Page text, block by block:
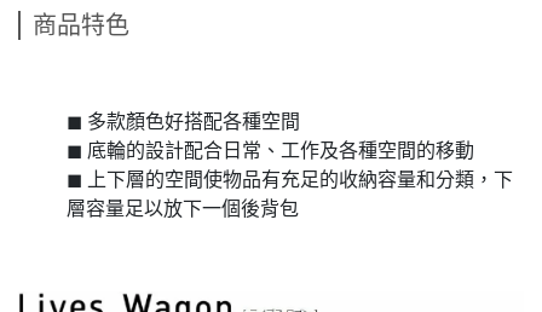
商品特色
◼ 多款顏色好搭配各種空間
◼ 底輪的設計配合日常、工作及各種空間的移動
◼ 上下層的空間使物品有充足的收納容量和分類，下
層容量足以放下一個後背包